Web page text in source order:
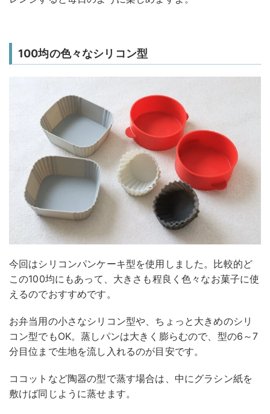
100均の色々なシリコン型
今回はシリコンパンケーキ型を使用しました。比較的ど
この100均にもあって、大きさも程良く色々なお菓子に使
えるのでおすすめです。
お弁当用の小さなシリコン型や、ちょっと大きめのシリ
コン型でもOK。蒸しパンは大きく膨らむので、型の6～7
分目位まで生地を流し入れるのが目安です。
ココットなど陶器の型で蒸す場合は、中にグラシン紙を
敷けば同じように蒸せます。